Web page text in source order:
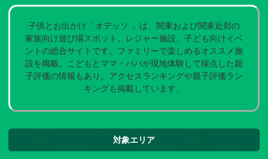
子供とお出かけ「オデッソ 」は、関東および関東近郊の
家族向け遊び場スポット、レジャー施設、子ども向けイベ
ントの総合サイトです。ファミリーで楽しめるオススメ施
設を掲載。こどもとママ・パパが現地体験して採点した親
子評価の情報もあり。アクセスランキングや親子評価ラン
キングも掲載しています。
対象エリア